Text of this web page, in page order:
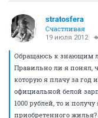
stratosfera
Счастливая
19 июля 2012
Обращаюсь к знающим
Правильно ли я понял,
которую я плачу за год
официальной белой
1000 рублей, то и
приобретенного жилья?